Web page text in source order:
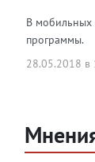
В мобильных
программы.
28.05.2018 в